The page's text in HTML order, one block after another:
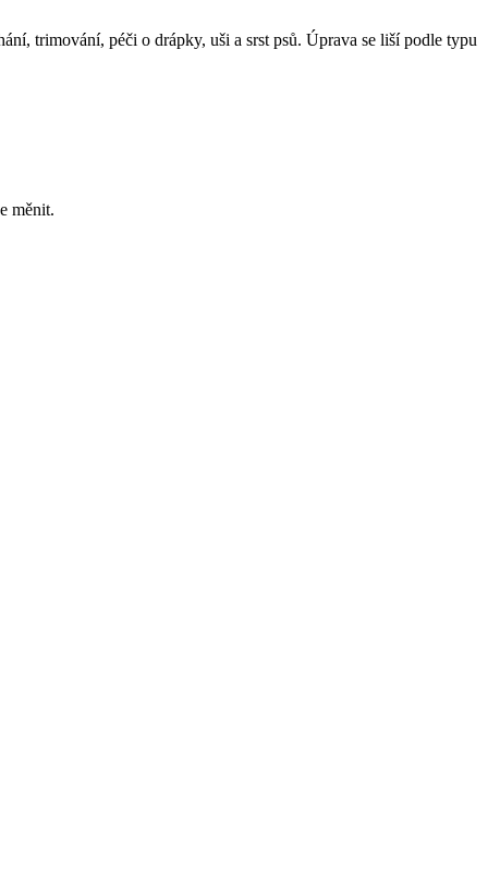
trimování, péči o drápky, uši a srst psů. Úprava se liší podle typu
měnit.